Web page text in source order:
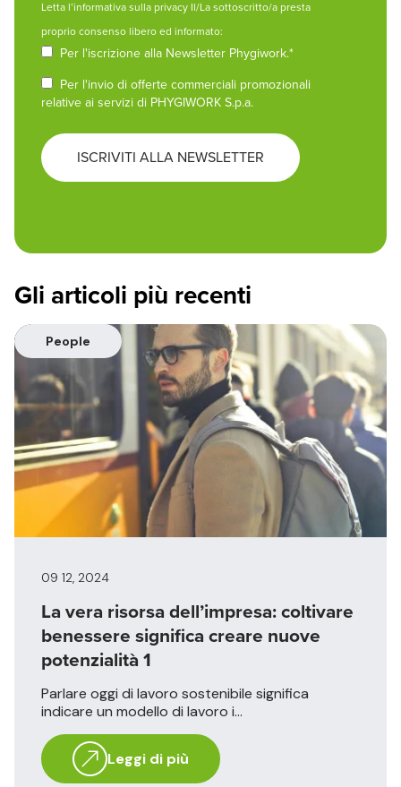
Letta l’informativa sulla privacy Il/La sottoscritto/a presta
proprio consenso libero ed informato:
Per l'iscrizione alla Newsletter Phygiwork.*
Per l'invio di offerte commerciali promozionali
relative ai servizi di PHYGIWORK S.p.a.
Gli articoli più recenti
People
09 12, 2024
La vera risorsa dell’impresa: coltivare
benessere significa creare nuove
potenzialità 1
Parlare oggi di lavoro sostenibile significa
indicare un modello di lavoro i...
Leggi di più